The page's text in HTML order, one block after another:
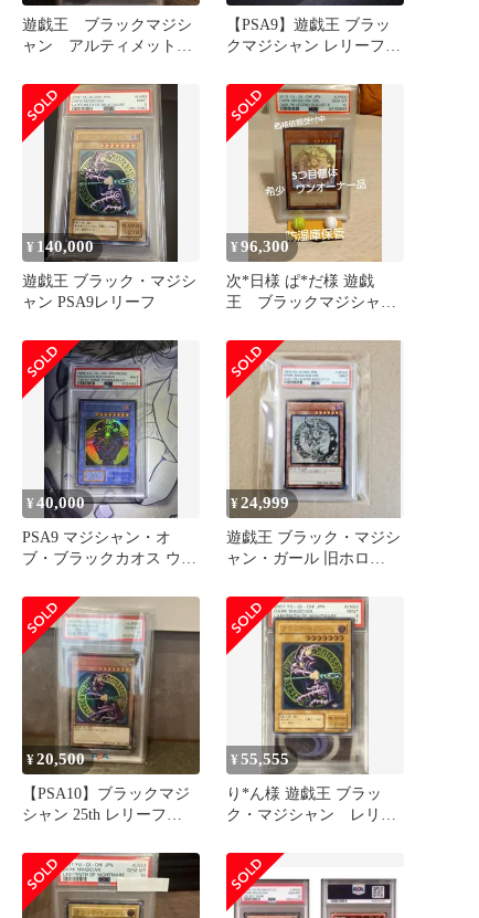
遊戯王 ブラックマジシ
ャン アルティメット
版
【PSA9】遊戯王 ブラッ
クマジシャン レリーフ
¥ 140,000
遊戯王 ブラック・マジシ
ャン PSA9レリーフ
¥96,300
次*日様 ぱ*だ様 遊戯
王 ブラックマジシャン
つ星
¥40,000
PSA9 マジシャン・オ
ブ・ブラックカオス ウル
¥24,999
遊戯王 ブラック・マジシ
ャン・ガール 旧ホロ
¥20,500
【PSA10】ブラックマジ
シャン 25th レリーフ
¥55,555
り*ん様 遊戯王 ブラッ
ク・マジシャン レリー